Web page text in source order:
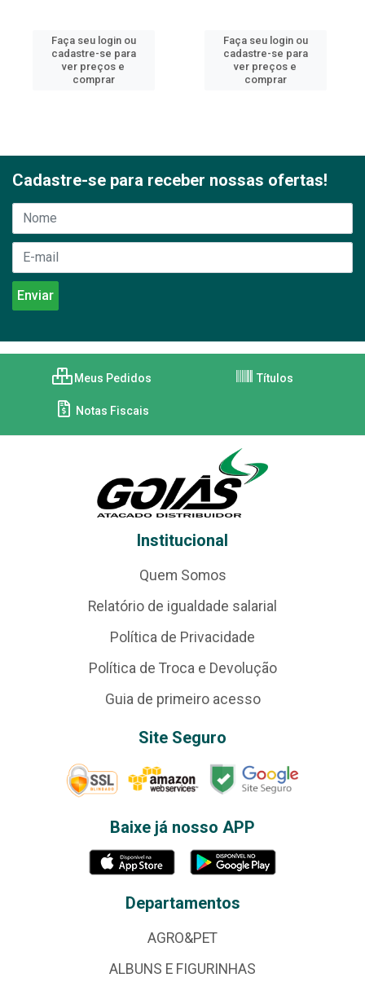
Faça seu login ou
cadastre-se para
ver preços e
comprar
Faça seu login ou
cadastre-se para
ver preços e
comprar
Cadastre-se para receber nossas ofertas!
Meus Pedidos Títulos
Notas Fiscais
Institucional
Quem Somos
Relatório de igualdade salarial
Política de Privacidade
Política de Troca e Devolução
Guia de primeiro acesso
Site Seguro
Baixe já nosso APP
Departamentos
AGRO&PET
ALBUNS E FIGURINHAS